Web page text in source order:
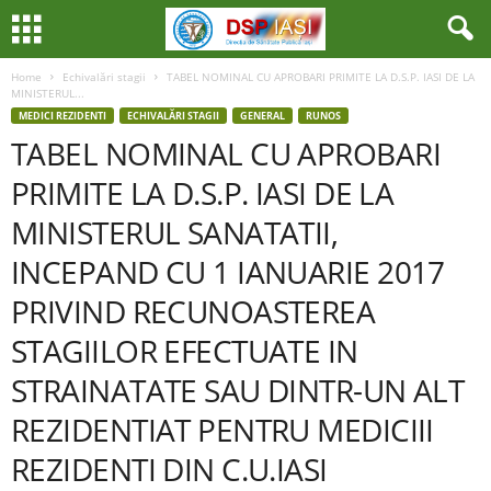
Home Echivalări stagii
TABEL NOMINAL CU APROBARI PRIMITE LA D.S.P. IASI DE LA
MINISTERUL...
MEDICI REZIDENTI ECHIVALĂRI STAGII GENERAL RUNOS
TABEL NOMINAL CU APROBARI
PRIMITE LA D.S.P. IASI DE LA
MINISTERUL SANATATII,
INCEPAND CU 1 IANUARIE 2017
PRIVIND RECUNOASTEREA
STAGIILOR EFECTUATE IN
STRAINATATE SAU DINTR-UN ALT
REZIDENTIAT PENTRU MEDICIII
REZIDENTI DIN C.U.IASI